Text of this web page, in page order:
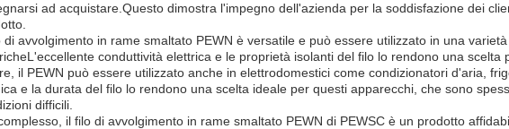
ad acquistare.Questo dimostra l'impegno dell'azienda per la soddisfazione dei
di avvolgimento in rame smaltato PEWN è versatile e può essere utilizzato in una
conduttività elettrica e le proprietà isolanti del filo lo rendono una scelta
il PEWN può essere utilizzato anche in elettrodomestici come condizionatori d'aria,
e la durata del filo lo rendono una scelta ideale per questi apparecchi, che sono
difficili.
il filo di avvolgimento in rame smaltato PEWN di PEWSC è un prodotto